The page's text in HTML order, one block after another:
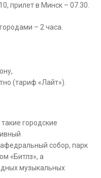
прилет в Минск – 07.30.
– 2 часа.
(тариф «Лайт»).
городские
собор, парк
«Битлз», а
музыкальных